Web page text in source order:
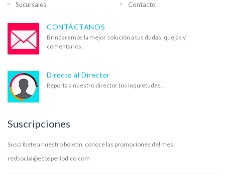
Sucursales Contacto
CONTÁCTANOS
Brindaremos la mejor solución a tus dudas, quejas y
comentarios.
Directo al Director
Reporta a nuestro director tus inquietudes.
Suscripciones
Suscribete a nuestro boletín, conoce las promociones del mes:
redsocial@ecosperiodico.com